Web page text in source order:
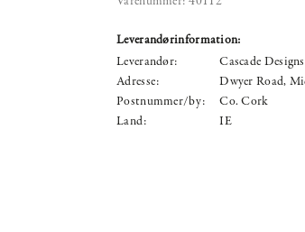
Leverandørinformation:
Leverandør:
Cascade Designs
Adresse:
Dwyer Road,
Postnummer/by:
Co. Cork
Land:
IE